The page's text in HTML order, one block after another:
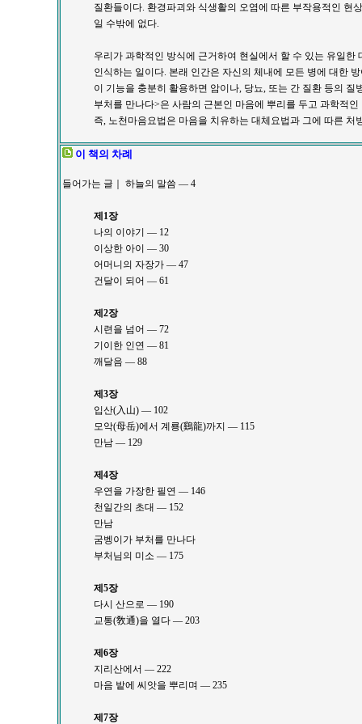
질환들이다. 환경파괴와 식생활의 오염에 따른 부작용적인 현
일 수밖에 없다.
우리가 과학적인 방식에 근거하여 현실에서 할 수 있는 유일한
인식하는 일이다. 본래 인간은 자신의 체내에 모든 병에 대한
이 기능을 충분히 활용하면 암이나, 당뇨, 또는 간 질환 등의 질
부처를 만나다>은 사람의 근본인 마음에 뿌리를 두고 과학적
즉, 노천마음요법은 마음을 치유하는 대체요법과 그에 따른 처
이 책의 차례
들어가는 글｜ 하늘의 말씀 ― 4
제1장
나의 이야기 ― 12
이상한 아이 ― 30
어머니의 자장가 ― 47
건달이 되어 ― 61
제2장
시련을 넘어 ― 72
기이한 인연 ― 81
깨달음 ― 88
제3장
입산(入山) ― 102
모악(母岳)에서 계룡(鷄龍)까지 ― 115
만남 ― 129
제4장
우연을 가장한 필연 ― 146
천일간의 초대 ― 152
만남
굼벵이가 부처를 만나다
부처님의 미소 ― 175
제5장
다시 산으로 ― 190
교통(敎通)을 열다 ― 203
제6장
지리산에서 ― 222
마음 밭에 씨앗을 뿌리며 ― 235
제7장